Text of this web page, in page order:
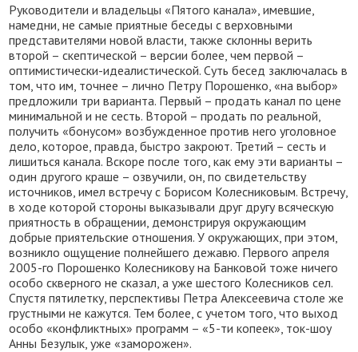
Руководители и владельцы «Пятого канала», имевшие,
намедни, не самые приятные беседы с верховными
представителями новой власти, также склонны верить
второй – скептической – версии более, чем первой –
оптимистически-идеалистической. Суть бесед заключалась в
том, что им, точнее – лично Петру Порошенко, «на выбор»
предложили три варианта. Первый – продать канал по цене
минимальной и не сесть. Второй – продать по реальной,
получить «бонусом» возбужденное против него уголовное
дело, которое, правда, быстро закроют. Третий – сесть и
лишиться канала. Вскоре после того, как ему эти варианты –
один другого краше – озвучили, он, по свидетельству
источников, имел встречу с Борисом Колесниковым. Встречу,
в ходе которой стороны выказывали друг другу всяческую
приятность в обращении, демонстрируя окружающим
добрые приятельские отношения. У окружающих, при этом,
возникло ощущение полнейшего дежавю. Первого апреля
2005-го Порошенко Колесникову на Банковой тоже ничего
особо скверного не сказал, а уже шестого Колесников сел.
Спустя пятилетку, перспективы Петра Алексеевича столе же
грустными не кажутся. Тем более, с учетом того, что выход
особо «конфликтных» программ – «5-ти копеек», ток-шоу
Анны Безулык, уже «заморожен».